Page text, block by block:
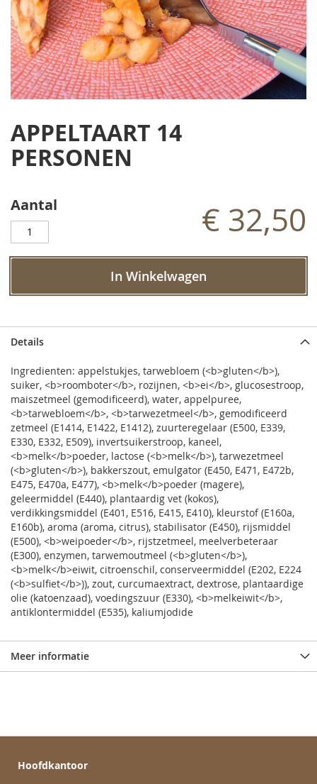
het
begin
van
gallerij
APPELTAART 14
PERSONEN
Aantal € 32,50
In Winkelwagen
Details
Ingredienten: appelstukjes, tarwebloem (<b>gluten</b>),
suiker, <b>roomboter</b>, rozijnen, <b>ei</b>, glucosestroop,
maiszetmeel (gemodificeerd), water, appelpuree,
<b>tarwebloem</b>, <b>tarwezetmeel</b>, gemodificeerd
zetmeel (E1414, E1422, E1412), zuurteregelaar (E500, E339,
E330, E332, E509), invertsuikerstroop, kaneel,
<b>melk</b>poeder, lactose (<b>melk</b>), tarwezetmeel
(<b>gluten</b>), bakkerszout, emulgator (E450, E471, E472b,
E475, E470a, E477), <b>melk</b>poeder (magere),
geleermiddel (E440), plantaardig vet (kokos),
verdikkingsmiddel (E401, E516, E415, E410), kleurstof (E160a,
E160b), aroma (aroma, citrus), stabilisator (E450), rijsmiddel
(E500), <b>weipoeder</b>, rijstzetmeel, meelverbeteraar
(E300), enzymen, tarwemoutmeel (<b>gluten</b>),
<b>melk</b>eiwit, citroenschil, conserveermiddel (E202, E224
(<b>sulfiet</b>)), zout, curcumaextract, dextrose, plantaardige
olie (katoenzaad), voedingszuur (E330), <b>melkeiwit</b>,
antiklontermiddel (E535), kaliumjodide
Meer informatie
Hoofdkantoor